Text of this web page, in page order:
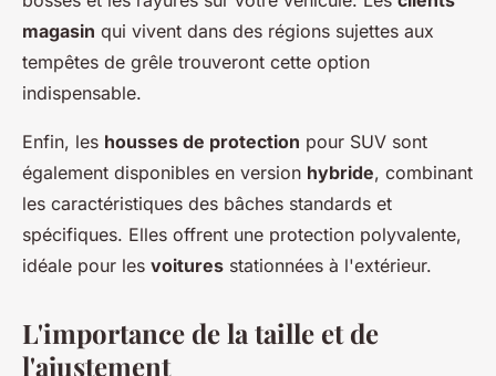
magasin qui vivent dans des régions sujettes aux
tempêtes de grêle trouveront cette option
indispensable.
Enfin, les housses de protection pour SUV sont
également disponibles en version hybride, combinant
les caractéristiques des bâches standards et
spécifiques. Elles offrent une protection polyvalente,
idéale pour les voitures stationnées à l'extérieur.
L'importance de la taille et de
l'ajustement